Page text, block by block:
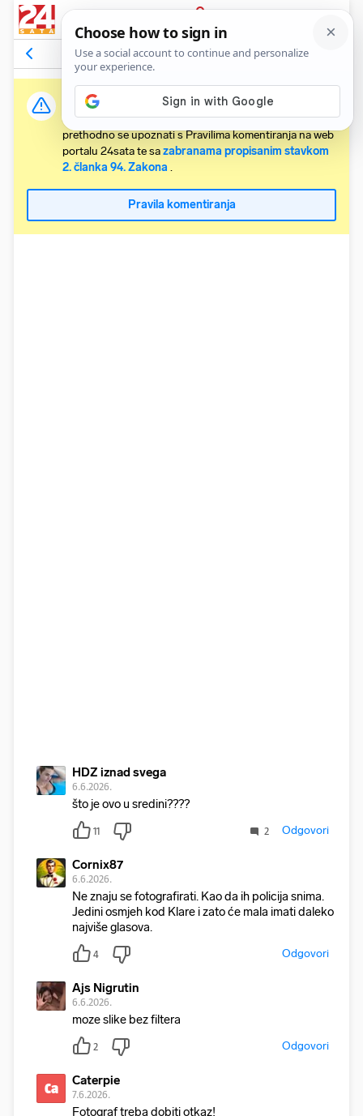
PRIJAVA
Komentari14 Relevantni
Važna obavijest:
Svaki korisnik koji želi komentirati članke obvezan je
prethodno se upoznati s Pravilima komentiranja na web
portalu 24sata te sazabranama propisanim stavkom
2. članka 94. Zakona .
Pravila komentiranja
HDZ iznad svega
6.6.2026.
što je ovo u sredini????
11 2 Odgovori
Cornix87
6.6.2026.
Ne znaju se fotografirati. Kao da ih policija snima.
Jedini osmjeh kod Klare i zato će mala imati daleko
najviše glasova.
4 Odgovori
Ajs Nigrutin
6.6.2026.
moze slike bez filtera
2 Odgovori
Ca Caterpie
7.6.2026.
Fotograf treba dobiti otkaz!